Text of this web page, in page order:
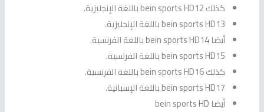
كذلك bein sports HD12 باللغة الإنجليزية.
bein sports HD13 باللغة الإنجليزية.
أيضا bein sports HD14 باللغة الفرنسية.
bein sports HD15 باللغة الفرنسية.
كذلك bein sports HD16 باللغة الفرنسية.
bein sports HD17 باللغة الإسبانية.
أيضا bein sports HD